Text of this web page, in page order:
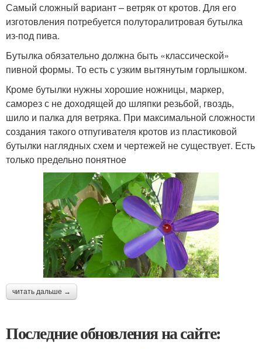
Самый сложный вариант – ветряк от кротов. Для его
изготовления потребуется полуторалитровая бутылка
из-под пива.
Бутылка обязательно должна быть «классической»
пивной формы. То есть с узким вытянутым горлышком.
Кроме бутылки нужны хорошие ножницы, маркер,
саморез с не доходящей до шляпки резьбой, гвоздь,
шило и палка для ветряка. При максимальной сложности
создания такого отпугивателя кротов из пластиковой
бутылки наглядных схем и чертежей не существует. Есть
только предельно понятное
читать дальше →
Последние обновления на сайте: